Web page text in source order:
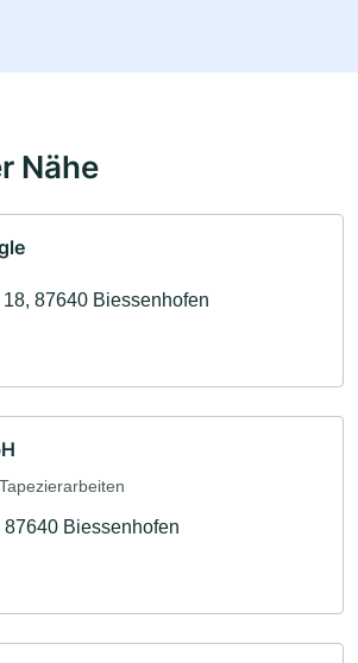
Nähe
87640 Biessenhofen
87640 Biessenhofen